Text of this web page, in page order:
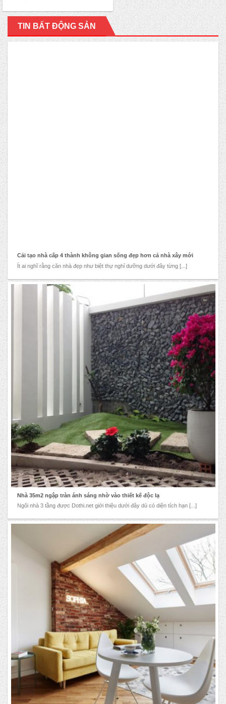
TIN BẤT ĐỘNG SẢN
Cải tạo nhà cấp 4 thành không gian sống đẹp hơn cả nhà xây mới
Ít ai nghĩ rằng căn nhà đẹp như biệt thự nghỉ dưỡng dưới đây từng [...]
Nhà 35m2 ngập tràn ánh sáng nhờ vào thiết kế độc lạ
Ngôi nhà 3 tầng được Dothi.net giới thiệu dưới đây dù có diện tích hạn [...]